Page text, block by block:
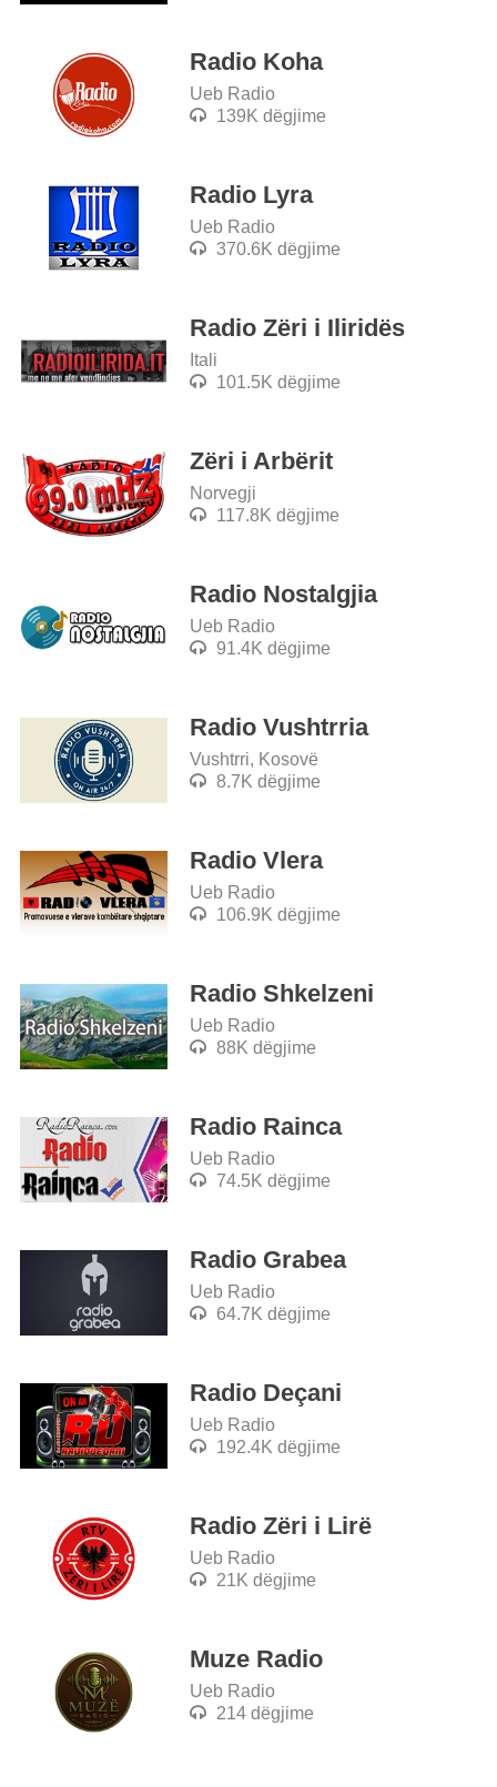
Radio Koha
Ueb Radio
139K dëgjime
Radio Lyra
Ueb Radio
370.6K dëgjime
Radio Zëri i Iliridës
Itali
101.5K dëgjime
Zëri i Arbërit
Norvegji
117.8K dëgjime
Radio Nostalgjia
Ueb Radio
91.4K dëgjime
Radio Vushtrria
Vushtrri, Kosovë
8.7K dëgjime
Radio Vlera
Ueb Radio
106.9K dëgjime
Radio Shkelzeni
Ueb Radio
88K dëgjime
Radio Rainca
Ueb Radio
74.5K dëgjime
Radio Grabea
Ueb Radio
64.7K dëgjime
Radio Deçani
Ueb Radio
192.4K dëgjime
Radio Zëri i Lirë
Ueb Radio
21K dëgjime
Muze Radio
Ueb Radio
214 dëgjime